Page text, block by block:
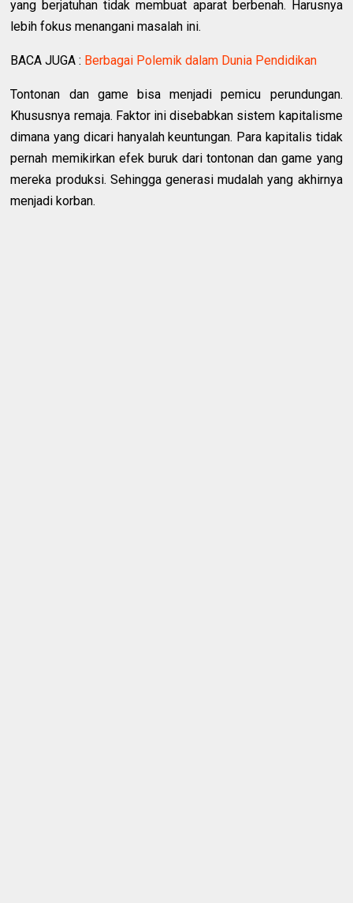
yang berjatuhan tidak membuat aparat berbenah. Harusnya
lebih fokus menangani masalah ini.
BACA JUGA : Berbagai Polemik dalam Dunia Pendidikan
Tontonan dan game bisa menjadi pemicu perundungan.
Khususnya remaja. Faktor ini disebabkan sistem kapitalisme
dimana yang dicari hanyalah keuntungan. Para kapitalis tidak
pernah memikirkan efek buruk dari tontonan dan game yang
mereka produksi. Sehingga generasi mudalah yang akhirnya
menjadi korban.